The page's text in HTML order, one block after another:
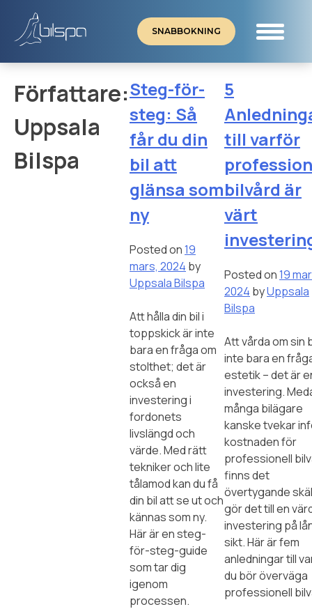
content
SNABBOKNING
Författare:
Uppsala
Bilspa
Steg-för-
steg: Så
får du din
bil att
glänsa som
ny
Posted on19
mars, 2024 by
Uppsala Bilspa
Att hålla din bil i
toppskick är inte
bara en fråga om
stolthet; det är
också en
investering i
fordonets
livslängd och
värde. Med rätt
tekniker och lite
tålamod kan du få
din bil att se ut och
kännas som ny.
Här är en steg-
för-steg-guide
som tar dig
igenom
processen.
5
till varför
bilvård är
värt
Posted on19
2024 byUppsala
Bilspa
Att vårda om sin
inte bara en
estetik – det är
investering.
många bilägare
kanske tvekar
kostnaden för
professionell
finns det
övertygande
gör det till en
investering på
sikt. Här är fem
anledningar till
du bör överväga
professionell